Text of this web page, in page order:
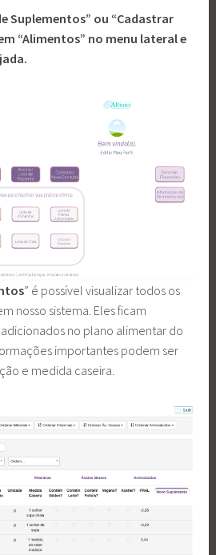
Suplementos” ou “Cadastrar
“Alimentos” no menu lateral e
” é possível visualizar todos os
nosso sistema. Eles ficam
no plano alimentar do
importantes podem ser
e medida caseira.